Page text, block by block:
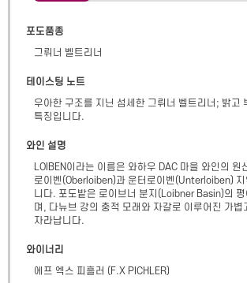
포도품종
그뤼너 벨트리너
테이스팅 노트
우아한 구조를 지닌 섬세한 그뤼너 벨트리너; 밝고
특징입니다.
와인 설명
LOIBEN이라는 이름은 와하우 DAC 마을 와인의 원
로이벤(Oberloiben)과 운터로이벤(Unterloiben) 지
니다. 포도밭은 로이브너 분지(Loibner Basin)의
며, 다뉴브 강의 충적 모래와 자갈로 이루어진 가볍
자라납니다.
와이너리
에프 엑스 피흘러 ( F.X PICHLER)